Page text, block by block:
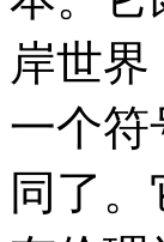
岸世
一个符
同了